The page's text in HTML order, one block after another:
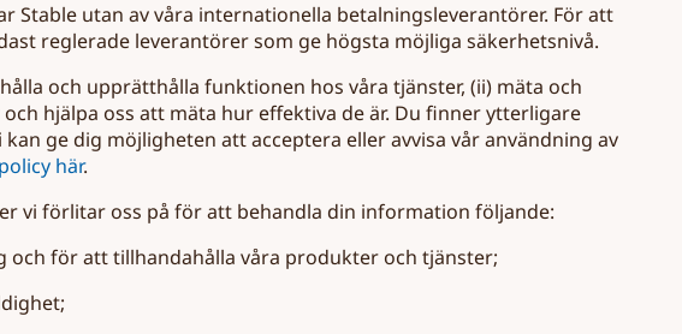
Stable utan av våra internationella betalningsleverantörer. För att
reglerade leverantörer som ge högsta möjliga säkerhetsnivå.
och upprätthålla funktionen hos våra tjänster, (ii) mäta och
hjälpa oss att mäta hur effektiva de är. Du finner ytterligare
ge dig möjligheten att acceptera eller avvisa vår användning av
här.
vi förlitar oss på för att behandla din information följande:
för att tillhandahålla våra produkter och tjänster;